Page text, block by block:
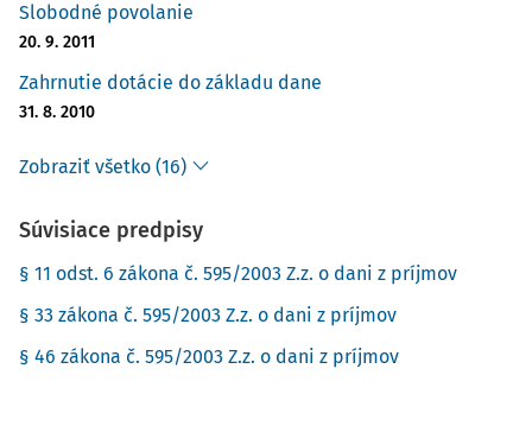
Slobodné povolanie
20. 9. 2011
Zahrnutie dotácie do základu dane
31. 8. 2010
Zobraziť všetko (16)
Súvisiace predpisy
§ 11 odst. 6 zákona č. 595/2003 Z.z. o dani z príjmov
§ 33 zákona č. 595/2003 Z.z. o dani z príjmov
§ 46 zákona č. 595/2003 Z.z. o dani z príjmov